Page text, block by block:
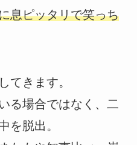
息ピッタリで笑っち
てきます。
る場合ではなく、二
を脱出。